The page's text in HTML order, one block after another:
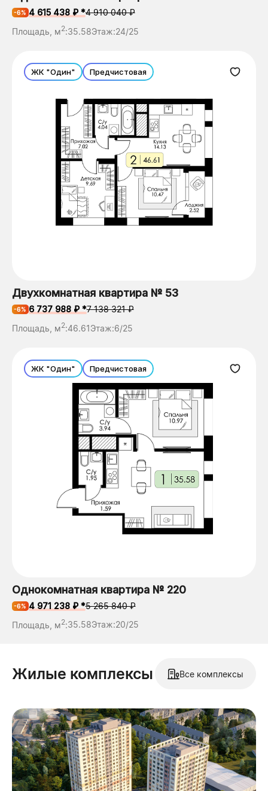
-6% 4 615 438 ₽ *4 910 040 ₽
Площадь, м2:35.58Этаж:24/25
ЖК "Один" Предчистовая
Двухкомнатная квартира № 53
-6% 6 737 988 ₽ *7 138 321 ₽
Площадь, м2:46.61Этаж:6/25
ЖК "Один" Предчистовая
Однокомнатная квартира № 220
-6% 4 971 238 ₽ *5 265 840 ₽
Площадь, м2:35.58Этаж:20/25
Жилые комплексы Все комплексы